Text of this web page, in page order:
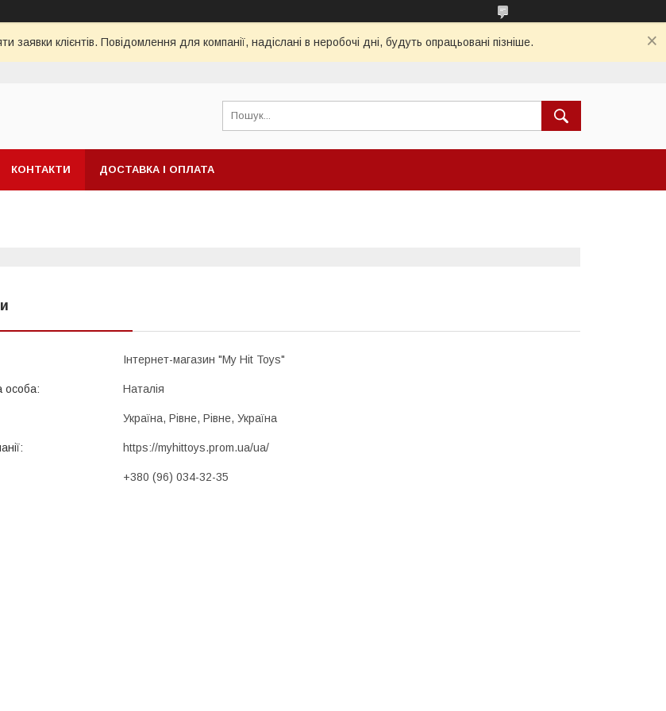
клієнтів. Повідомлення для компанії, надіслані в неробочі дні, будуть опрацьовані пізніше.
КОНТАКТИ ДОСТАВКА І ОПЛАТА
Інтернет-магазин "My Hit Toys"
Наталія
Україна, Рівне, Рівне, Україна
https://myhittoys.prom.ua/ua/
+380 (96) 034-32-35